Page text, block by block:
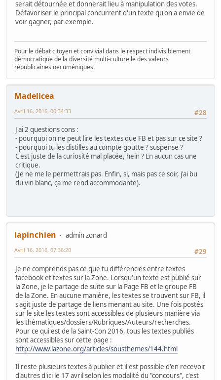
serait détournée et donnerait lieu à manipulation des votes.
Défavoriser le principal concurrent d'un texte qu'on a envie de
voir gagner, par exemple.
Pour le débat citoyen et convivial dans le respect indivisiblement
démocratique de la diversité multi-culturelle des valeurs
républicaines oecuméniques.
Madelicea
#28
Avril 16, 2016, 00:34:33
J'ai 2 questions cons :
- pourquoi on ne peut lire les textes que FB et pas sur ce site ?
- pourquoi tu les distilles au compte goutte ? suspense ?
C'est juste de la curiosité mal placée, hein ? En aucun cas une
critique.
(Je ne me le permettrais pas. Enfin, si, mais pas ce soir, j'ai bu
du vin blanc, ça me rend accommodante).
lapinchien
admin zonard
#29
Avril 16, 2016, 07:36:20
Je ne comprends pas ce que tu différencies entre textes
facebook et textes sur la Zone. Lorsqu'un texte est publié sur
la Zone, je le partage de suite sur la Page FB et le groupe FB
de la Zone. En aucune manière, les textes se trouvent sur FB, il
s'agit juste de partage de liens menant au site. Une fois postés
sur le site les textes sont accessibles de plusieurs manière via
les thématiques/dossiers/Rubriques/Auteurs/recherches.
Pour ce qui est de la Saint-Con 2016, tous les textes publiés
sont accessibles sur cette page :
http://www.lazone.org/articles/sousthemes/144.html
Il reste plusieurs textes à publier et il est possible d'en recevoir
d'autres d'ici le 17 avril selon les modalité du "concours", c'est